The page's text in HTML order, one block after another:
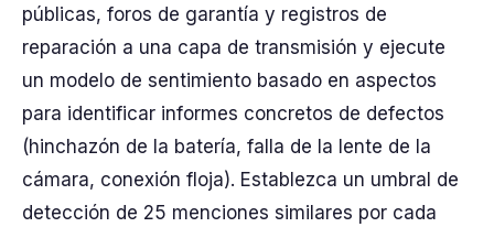
públicas, foros de garantía y registros de
reparación a una capa de transmisión y ejecute
un modelo de sentimiento basado en aspectos
para identificar informes concretos de defectos
(hinchazón de la batería, falla de la lente de la
cámara, conexión floja). Establezca un umbral de
detección de 25 menciones similares por cada